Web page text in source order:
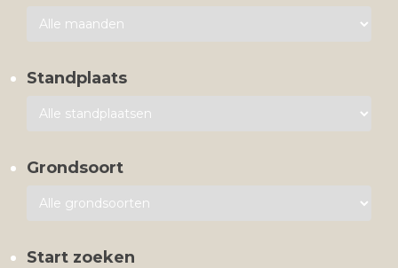
Standplaats
Grondsoort
Start zoeken